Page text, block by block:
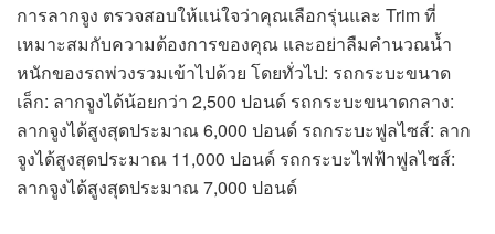
การลากจูง ตรวจสอบให้แน่ใจว่าคุณเลือกรุ่นและ Trim ที่
เหมาะสมกับความต้องการของคุณ และอย่าลืมคำนวณน้ำ
หนักของรถพ่วงรวมเข้าไปด้วย โดยทั่วไป: รถกระบะขนาด
เล็ก: ลากจูงได้น้อยกว่า 2,500 ปอนด์ รถกระบะขนาดกลาง:
ลากจูงได้สูงสุดประมาณ 6,000 ปอนด์ รถกระบะฟูลไซส์: ลาก
จูงได้สูงสุดประมาณ 11,000 ปอนด์ รถกระบะไฟฟ้าฟูลไซส์:
ลากจูงได้สูงสุดประมาณ 7,000 ปอนด์